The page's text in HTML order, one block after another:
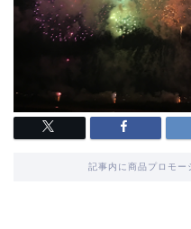
記事内に商品プロモー